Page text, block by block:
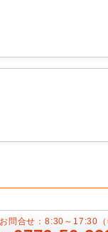
お問合せ：8:30～17:30（